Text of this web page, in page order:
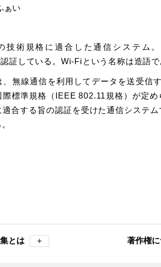
ぁい
技術規格に適合した通信システム
証している。Wi-Fiという名称は造語で
、無線通信を利用してデータを送受信
際標準規格（IEEE 802.11規格）が定め
適合する旨の認証を受けた通信システ
とは ＋ 著作権